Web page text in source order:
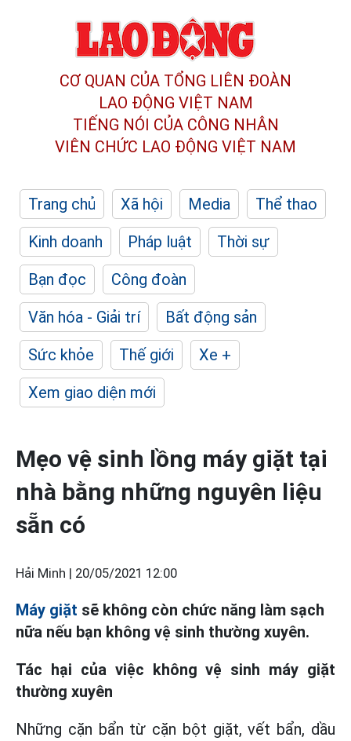
CƠ QUAN CỦA TỔNG LIÊN ĐOÀN
LAO ĐỘNG VIỆT NAM
TIẾNG NÓI CỦA CÔNG NHÂN
VIÊN CHỨC LAO ĐỘNG VIỆT NAM
Trang chủ Xã hội Media
Thể thao
Kinh doanh
Pháp luật
Thời sự
Bạn đọc
Công đoàn
Văn hóa - Giải trí
Bất động sản
Sức khỏe
Thế giới
Xe +
Xem giao diện mới
Mẹo vệ sinh lồng máy giặt tại
nhà bằng những nguyên liệu
sẵn có
Hải Minh | 20/05/2021 12:00
Máy giặt sẽ không còn chức năng làm sạch
nữa nếu bạn không vệ sinh thường xuyên.
Tác hại của việc không vệ sinh máy giặt
thường xuyên
Những cặn bẩn từ cặn bột giặt, vết bẩn, dầu